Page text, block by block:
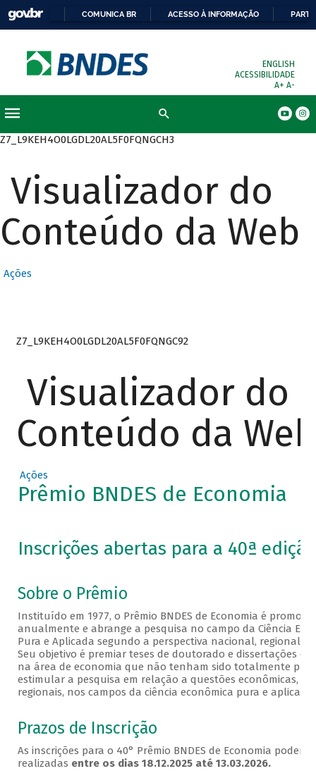
COMUNICA BR ACESSO À INFORMAÇÃO
ENGLISH
ACESSIBILIDADE
A+ A-
Z7_L9KEH4O0LGDL20AL5F0FQNGCH3
Visualizador do
Conteúdo da Web
Ações
Z7_L9KEH4O0LGDL20AL5F0FQNGC92
Visualizador do
Conteúdo da Web
Ações
Prêmio BNDES de Economia
Inscrições abertas para a 40ª edição
Sobre o Prêmio
Instituído em 1977, o Prêmio BNDES de Economia é
anualmente e abrange a pesquisa no campo da Ciência
Pura e Aplicada segundo a perspectiva nacional, regional
Seu objetivo é premiar teses de doutorado e dissertações de
na área de economia que não tenham sido totalmente
estimular a pesquisa em relação a questões econômicas,
regionais, nos campos da ciência econômica pura e aplicada.
Prazos de Inscrição
As inscrições para o 40° Prêmio BNDES de Economia podem
realizadas entre os dias 18.12.2025 até 13.03.2026.